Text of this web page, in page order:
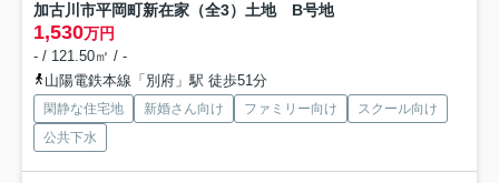
加古川市平岡町新在家（全3）土地 B号地
1,530万円
- / 121.50㎡ / -
山陽電鉄本線「別府」駅 徒歩51分
閑静な住宅地 新婚さん向け ファミリー向け
スクール向け
公共下水